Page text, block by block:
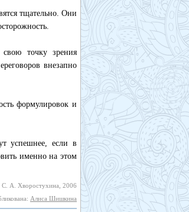
тщательно. Они
точку зрения
внезапно
формулировок и
успешнее, если в
именно на этом
С. А. Хворостухина, 2006
Алиса Шишкина